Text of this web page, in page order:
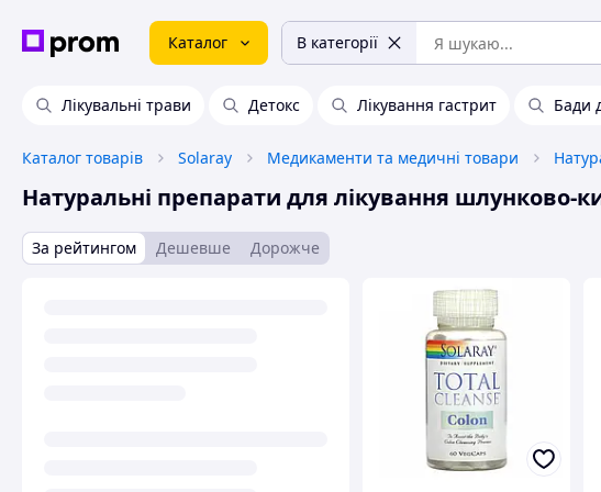
Каталог В категорії
Лікувальні трави Детокс Лікування гастрит Бади
Каталог товарів Solaray Медикаменти та медичні товари
Натуральні препарати для лікування шлунково-
За рейтингом Дешевше Дорожче